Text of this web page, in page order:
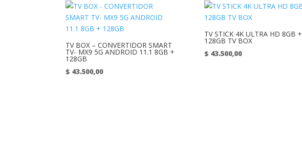
TV BOX – CONVERTIDOR SMART
TV- MX9 5G ANDROID 11.1 8GB +
128GB
$ 43.500,00
TV STICK 4K ULTRA HD 8GB +
128GB TV BOX
$43.500,00